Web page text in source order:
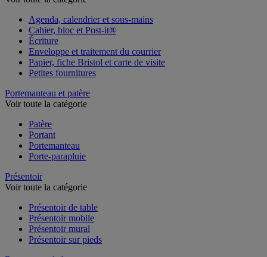
Agenda, calendrier et sous-mains
Cahier, bloc et Post-it®
Écriture
Enveloppe et traitement du courrier
Papier, fiche Bristol et carte de visite
Petites fournitures
Portemanteau et patère
Voir toute la catégorie
Patère
Portant
Portemanteau
Porte-parapluie
Présentoir
Voir toute la catégorie
Présentoir de table
Présentoir mobile
Présentoir mural
Présentoir sur pieds